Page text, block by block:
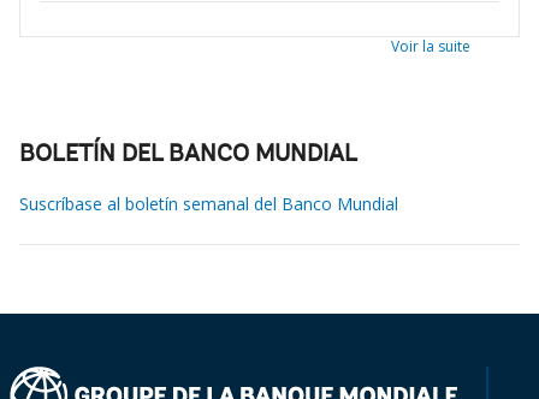
Voir la suite
BOLETÍN DEL BANCO MUNDIAL
Suscríbase al boletín semanal del Banco Mundial